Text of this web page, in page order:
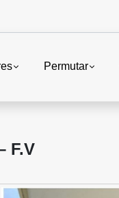
Permutar
F.V